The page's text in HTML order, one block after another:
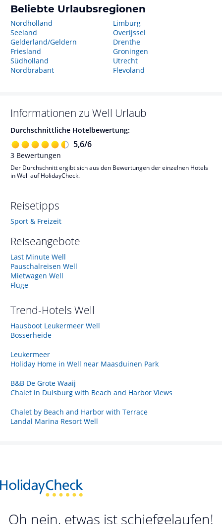
Beliebte Urlaubsregionen
Nordholland
Seeland
Gelderland/Geldern
Friesland
Südholland
Nordbrabant
Limburg
Overijssel
Drenthe
Groningen
Utrecht
Flevoland
Informationen zu Well Urlaub
Durchschnittliche Hotelbewertung:
5,6/6
3 Bewertungen
Der Durchschnitt ergibt sich aus den Bewertungen der einzelnen Hotels
in Well auf HolidayCheck.
Reisetipps
Sport & Freizeit
Reiseangebote
Last Minute Well
Pauschalreisen Well
Mietwagen Well
Flüge
Trend-Hotels Well
Hausboot Leukermeer Well
Bosserheide
Leukermeer
Holiday Home in Well near Maasduinen Park
B&B De Grote Waaij
Chalet in Duisburg with Beach and Harbor Views
Chalet by Beach and Harbor with Terrace
Landal Marina Resort Well
Oh nein, etwas ist schiefgelaufen!